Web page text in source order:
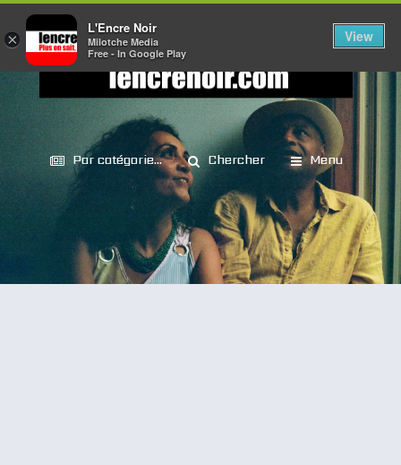
Par catégorie... Chercher Menu
×
L'Encre Noir
Milotche Media
Free - In Google Play
View